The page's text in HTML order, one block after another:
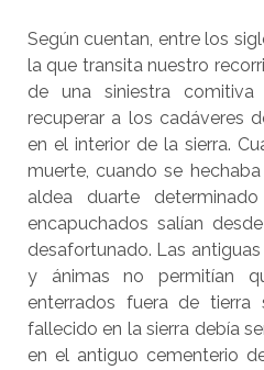
Según cuentan, entre los
la que transita nuestro
de una siniestra
recuperar a los cadáveres
en el interior de la sierra.
muerte, cuando se
aldea duarte
encapuchados salían
desafortunado. Las
y ánimas no permitían
enterrados fuera de
fallecido en la sierra debía
en el antiguo cementerio